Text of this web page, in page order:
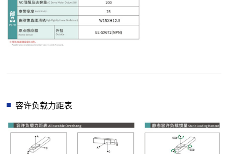
容许负载力距表